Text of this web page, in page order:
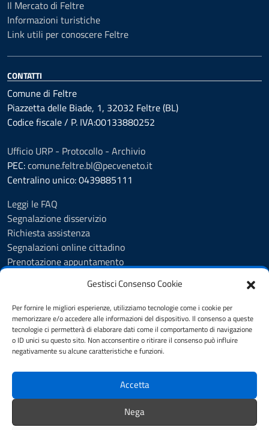
Gestisci Consenso Cookie
Per fornire le migliori esperienze, utilizziamo tecnologie come i cookie per
memorizzare e/o accedere alle informazioni del dispositivo. Il consenso a queste
tecnologie ci permetterà di elaborare dati come il comportamento di navigazione
o ID unici su questo sito. Non acconsentire o ritirare il consenso può influire
negativamente su alcune caratteristiche e funzioni.
Accetta
Nega
Il Mercato di Feltre
Informazioni turistiche
Link utili per conoscere Feltre
CONTATTI
Comune di Feltre
Piazzetta delle Biade, 1, 32032 Feltre (BL)
Codice fiscale / P. IVA:00133880252
Ufficio URP - Protocollo - Archivio
PEC:comune.feltre.bl@pecveneto.it
Centralino unico: 0439885111
Leggi le FAQ
Segnalazione disservizio
Richiesta assistenza
Segnalazioni online cittadino
Prenotazione appuntamento
Amministrazione trasparente
Informativa privacy
Cookie Policy (UE)
Dichiarazione di accessibilità
SEGUICI SU
Facebook